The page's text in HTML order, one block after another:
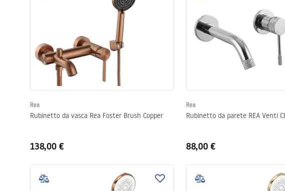
Rea
Rubinetto da vasca Rea Foster Brush Copper
138,00 €
Rea
Rubinetto da parete REA Venti
88,00 €